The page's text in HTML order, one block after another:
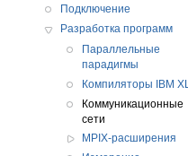
Подключение
Разработка программ
Параллельные
парадигмы
Компиляторы IBM XL
Коммуникационные
сети
MPIX-расширения